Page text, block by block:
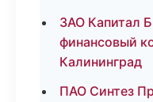
ЗАО Капитал
финансовый
Калининград
ПАО Синтез